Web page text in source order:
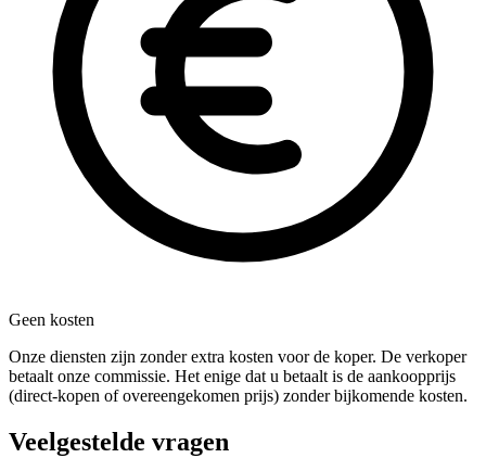
Geen kosten
Onze diensten zijn zonder extra kosten voor de koper. De verkoper
betaalt onze commissie. Het enige dat u betaalt is de aankoopprijs
(direct-kopen of overeengekomen prijs) zonder bijkomende kosten.
Veelgestelde vragen